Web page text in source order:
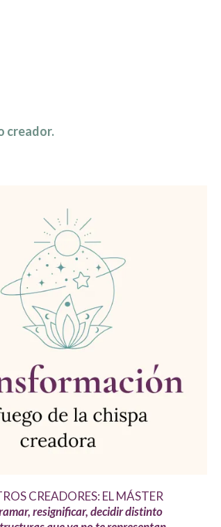
creador.
CREADORES: EL MÁSTER
resignificar, decidir distinto